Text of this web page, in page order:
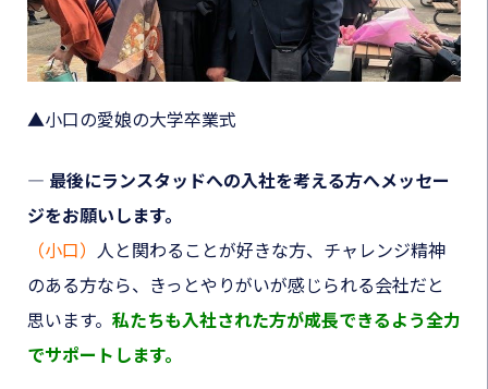
▲小口の愛娘の大学卒業式
― 最後にランスタッドへの入社を考える方へメッセー
ジをお願いします。
（小口）
人と関わることが好きな方、チャレンジ精神
のある方なら、きっとやりがいが感じられる会社だと
思います。 私たちも入社された方が成長できるよう全力
でサポートします。